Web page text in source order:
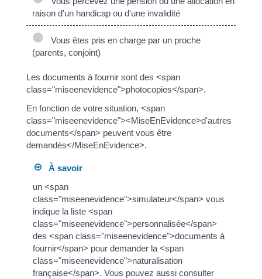
raison d'un handicap ou d'une invalidité
Vous êtes pris en charge par un proche
(parents, conjoint)
Les documents à fournir sont des <span
class="miseenevidence">photocopies</span>.
En fonction de votre situation, <span
class="miseenevidence"><MiseEnEvidence>d'autres
documents</span> peuvent vous être
demandés</MiseEnEvidence>.
À savoir
un <span
class="miseenevidence">simulateur</span> vous
indique la liste <span
class="miseenevidence">personnalisée</span>
des <span class="miseenevidence">documents à
fournir</span> pour demander la <span
class="miseenevidence">naturalisation
française</span>. Vous pouvez aussi consulter